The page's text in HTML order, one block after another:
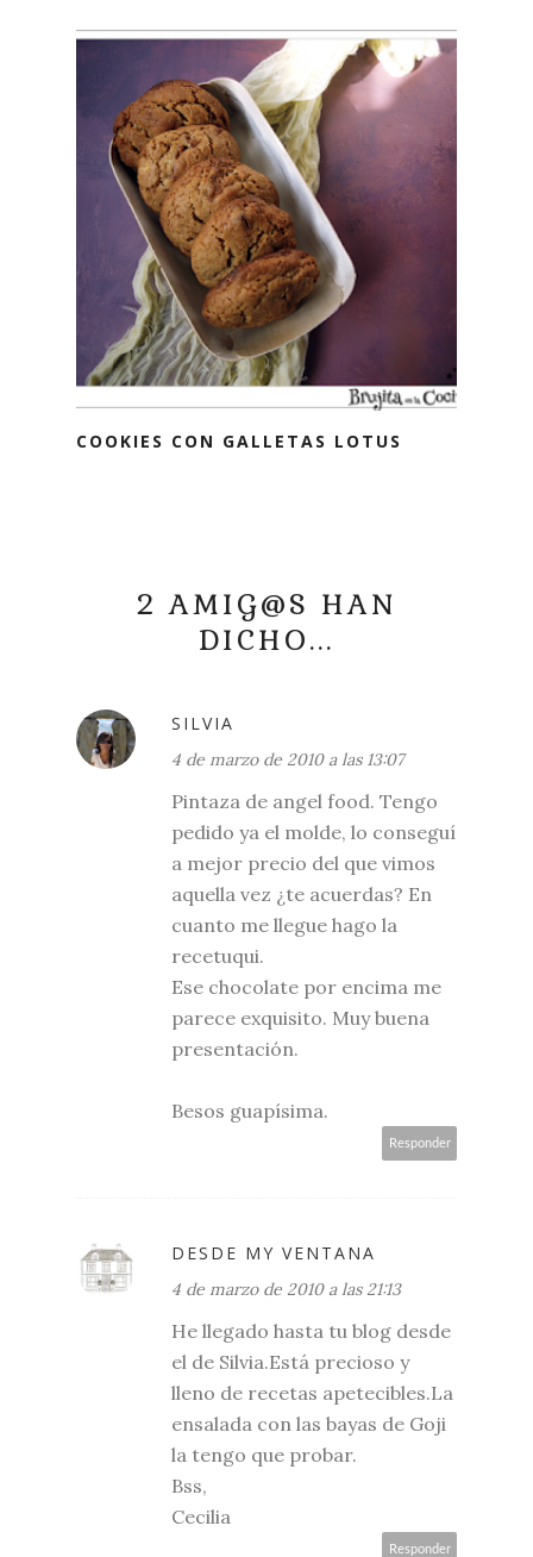
COOKIES CON GALLETAS LOTUS
2 AMIG@S HAN
DICHO...
SILVIA
4 de marzo de 2010 a las 13:07
Pintaza de angel food. Tengo
pedido ya el molde, lo conseguí
a mejor precio del que vimos
aquella vez ¿te acuerdas? En
cuanto me llegue hago la
recetuqui.
Ese chocolate por encima me
parece exquisito. Muy buena
presentación.
Besos guapísima.
Responder
DESDE MY VENTANA
4 de marzo de 2010 a las 21:13
He llegado hasta tu blog desde
el de Silvia.Está precioso y
lleno de recetas apetecibles.La
ensalada con las bayas de Goji
la tengo que probar.
Bss,
Cecilia
Responder